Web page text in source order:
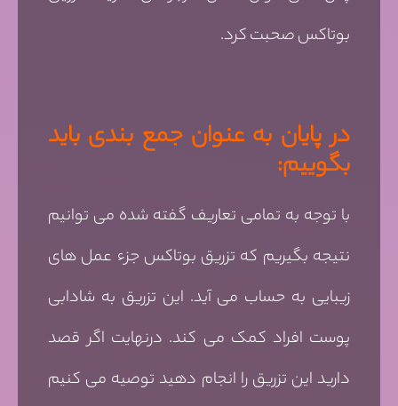
بوتاکس صحبت کرد.
در پایان به عنوان جمع بندی باید
بگوییم:
با توجه به تمامی تعاریف گفته شده می توانیم
نتیجه بگیریم که تزریق بوتاکس جزء عمل های
زیبایی به حساب می آید. این تزریق به شادابی
پوست افراد کمک می کند. درنهایت اگر قصد
دارید این تزریق را انجام دهید توصیه می کنیم